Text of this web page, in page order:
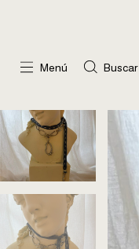
Menú Buscar